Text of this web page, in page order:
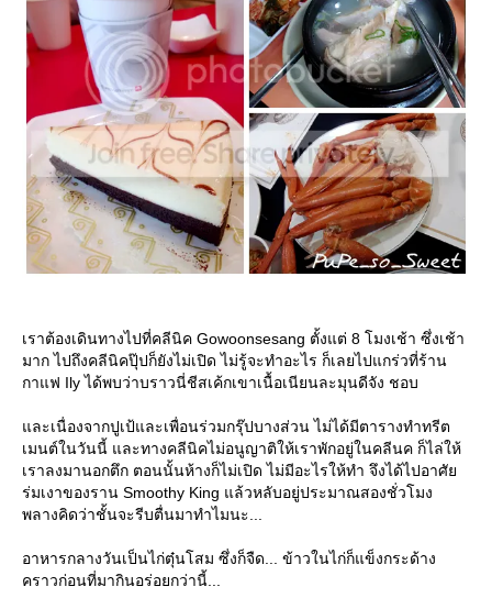
เราต้องเดินทางไปที่คลีนิค Gowoonsesang ตั้งแต่ 8 โมงเช้า ซึ่งเช้า
มาก ไปถึงคลีนิคปุ๊ปก็ยังไม่เปิด ไม่รู้จะทำอะไร ก็เลยไปแกร่วที่ร้าน
กาแฟ Ily ได้พบว่าบราวนี่ชีสเค้กเขาเนื้อเนียนละมุนดีจัง ชอบ
ละเนื่องจากปูเป้และเพื่อนร่วมกรุ๊ปบางส่วน ไม่ได้มีตารางทำทรีต
เมนต์ในวันนี้ และทางคลีนิคไม่อนูญาติให้เราพักอยู่ในคลีนค ก็ไล่ให้
เราลงมานอกตึก ตอนนั้นห้างก็ไม่เปิด ไม่มีอะไรให้ทำ จึงได้ไปอาศั
ร่มเงาของราน Smoothy King แล้วหลับอยู่ประมาณสองชั่วโมง
พลางคิดว่าชั้นจะรีบตื่นมาทำไมนะ...
อาหารกลางวันเป็นไก่ตุ๋นโสม ซึ่งก็จืด... ข้าวในไก่ก็แข็งกระด้าง
คราวก่อนที่มากินอร่อยกว่านี้...